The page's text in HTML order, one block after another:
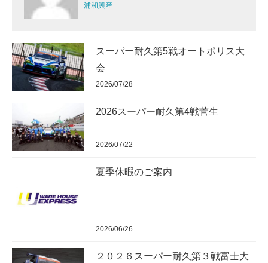
浦和興産
スーパー耐久第5戦オートポリス大
会
2026/07/28
2026スーパー耐久第4戦菅生
2026/07/22
夏季休暇のご案内
2026/06/26
２０２６スーパー耐久第３戦富士大